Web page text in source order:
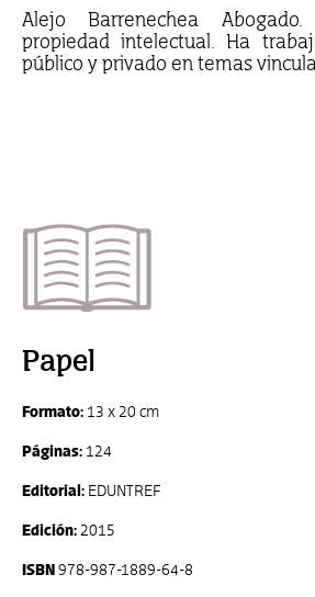
Alejo Barrenechea
propiedad intelectual. Ha
público y privado en temas
Papel
Formato: 13 x 20 cm
Páginas: 124
Editorial: EDUNTREF
Edición: 2015
ISBN978-987-1889-64-8